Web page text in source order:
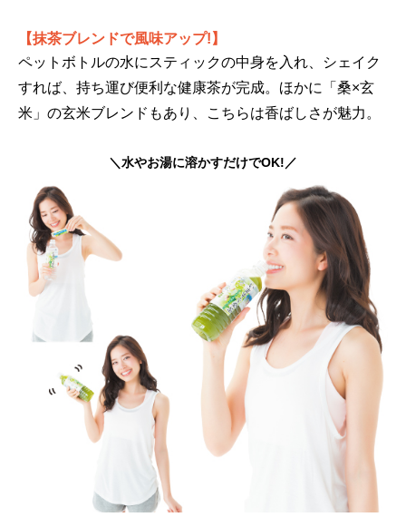
【抹茶ブレンドで風味アップ!】
ペットボトルの水にスティックの中身を入れ、シェイク
すれば、持ち運び便利な健康茶が完成。ほかに「桑×玄
米」の玄米ブレンドもあり、こちらは香ばしさが魅力。
＼水やお湯に溶かすだけでOK!／